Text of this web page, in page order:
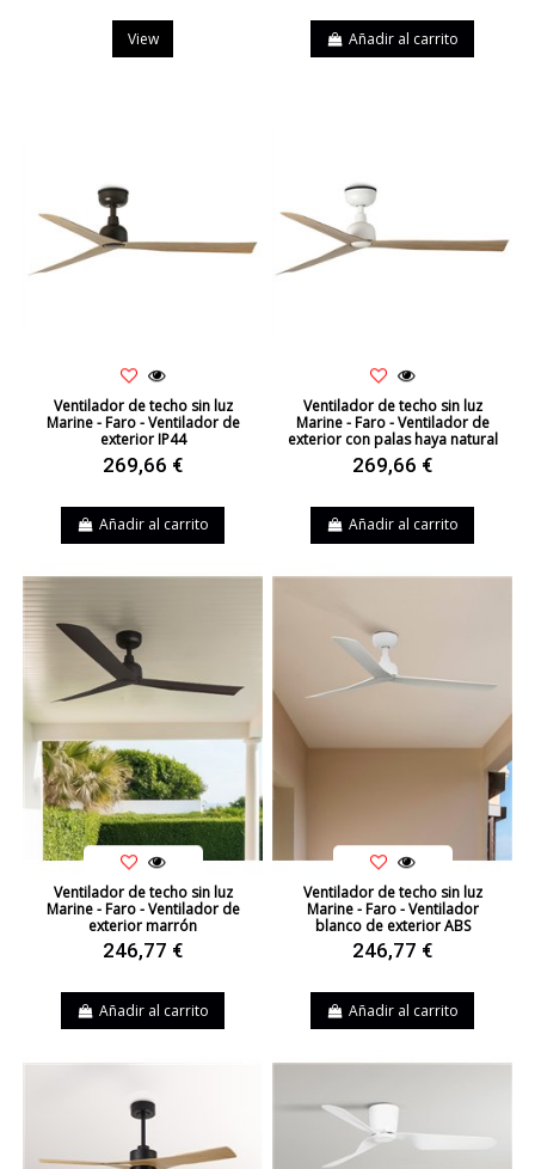
View Añadir al carrito
Ventilador de techo sin luz
Marine - Faro - Ventilador de
exterior IP44
269,66 €
Añadir al carrito
Ventilador de techo sin luz
Marine - Faro - Ventilador de
exterior con palas haya natural
269,66 €
Añadir al carrito
Ventilador de techo sin luz
Marine - Faro - Ventilador de
exterior marrón
246,77 €
Añadir al carrito
Ventilador de techo sin luz
Marine - Faro - Ventilador
blanco de exterior ABS
246,77 €
Añadir al carrito